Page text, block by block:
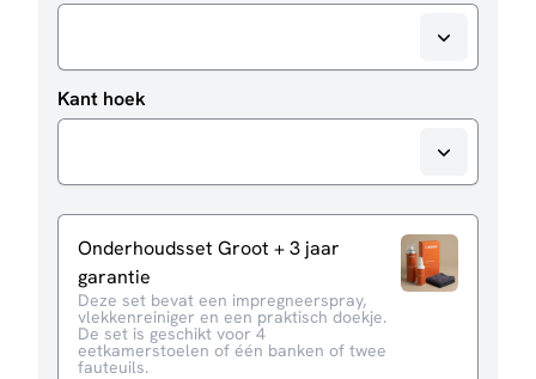
Kant hoek
Onderhoudsset Groot + 3 jaar
garantie
Deze set bevat een impregneerspray,
vlekkenreiniger en een praktisch doekje.
De set is geschikt voor 4
eetkamerstoelen of één banken of twee
fauteuils.